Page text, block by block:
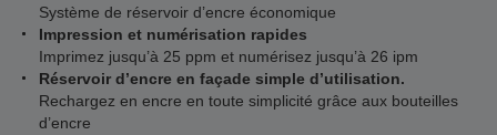
Système de réservoir d’encre économique
Impression et numérisation rapides
Imprimez jusqu’à 25 ppm et numérisez jusqu’à 26 ipm
Réservoir d’encre en façade simple d’utilisation.
Rechargez en encre en toute simplicité grâce aux bouteilles
d’encre